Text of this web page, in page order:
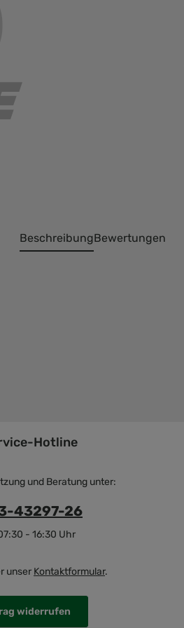
BeschreibungBewertungen
Hotline
und Beratung unter:
43297-26
- 16:30 Uhr
unser Kontaktformular.
widerrufen